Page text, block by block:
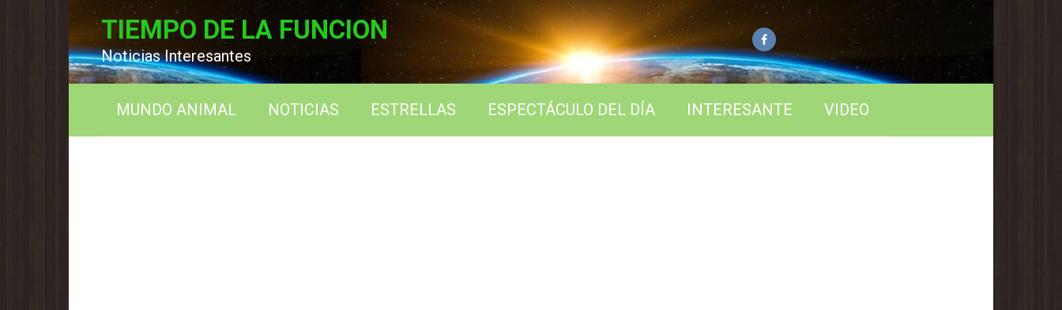
TIEMPO DE LA FUNCION
Noticias Interesantes
MUNDO ANIMAL NOTICIAS ESTRELLAS ESPECTÁCULO DEL DÍA INTERESANTE VIDEO